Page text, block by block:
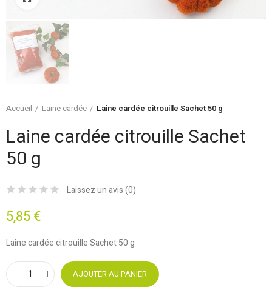
Accueil Laine cardée Laine cardée citrouille Sachet 50 g
Laine cardée citrouille Sachet
50 g
Laissez un avis (0)
5,85 €
Laine cardée citrouille Sachet 50 g
AJOUTER AU PANIER